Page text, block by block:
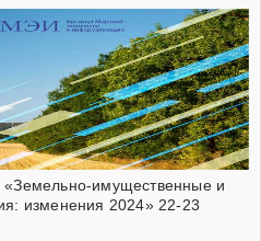
«Земельно-имущественные и
изменения 2024» 22-23